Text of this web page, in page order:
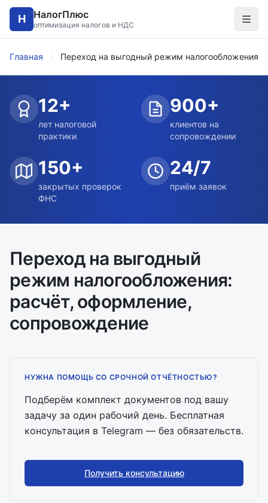
Н НалогПлюс
оптимизация налогов и НДС
Главная / Переход на выгодный режим налогообложения
12+
лет налоговой
практики
900+
клиентов на
сопровождении
150+
закрытых проверок
ФНС
24/7
приём заявок
Переход на выгодный
режим налогообложения:
расчёт, оформление,
сопровождение
НУЖНА ПОМОЩЬ СО СРОЧНОЙ ОТЧЁТНОСТЬЮ?
Подберём комплект документов под вашу
задачу за один рабочий день. Бесплатная
консультация в Telegram — без обязательств.
Получить консультацию